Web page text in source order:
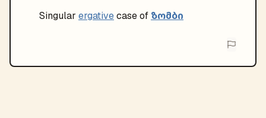
Singular ergativecase of ზომბი